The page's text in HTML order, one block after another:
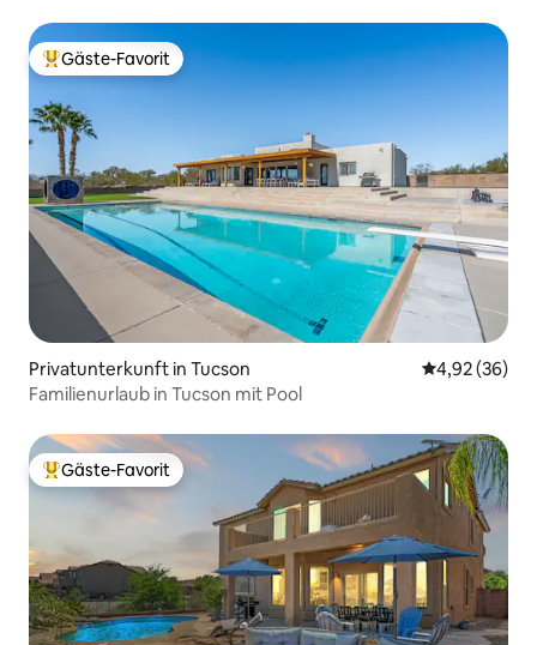
Beliebter Gäste-Favorit.
Gäste-Favorit
Privatunterkunft in Tucson
4,92 (36)
Familienurlaub in Tucson mit Pool
Beliebter Gäste-Favorit.
Gäste-Favorit